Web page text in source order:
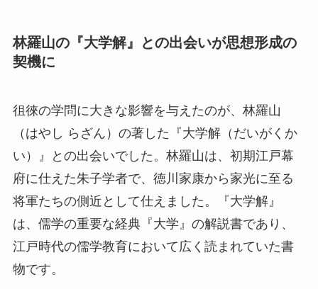
林羅山の『大学解』との出会いが思想形成の
契機に
徂徠の学問に大きな影響を与えたのが、林羅山
（はやし らざん）の著した『大学解（だいがくか
い）』との出会いでした。林羅山は、初期江戸幕
府に仕えた朱子学者で、徳川家康から家光に至る
将軍たちの側近として仕えました。『大学解』
は、儒学の重要な経典『大学』の解説書であり、
江戸時代の儒学教育において広く読まれていた書
物です。